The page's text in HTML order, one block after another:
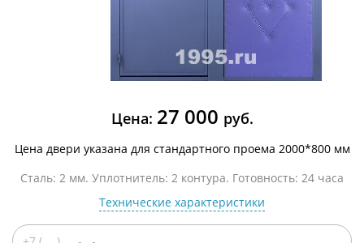
Цена: 27 000 руб.
Цена двери указана для стандартного проема 2000*800 мм
Сталь: 2 мм. Уплотнитель: 2 контура. Готовность: 24 часа
Технические характеристики